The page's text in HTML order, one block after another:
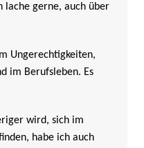
lache gerne, auch über
Ungerechtigkeiten,
im Berufsleben. Es
wird, sich im
habe ich auch